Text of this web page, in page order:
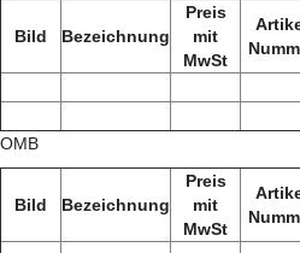
Bild Bezeichnung
Preis
mit
MwSt
OMB
Bild Bezeichnung
Preis
mit
MwSt